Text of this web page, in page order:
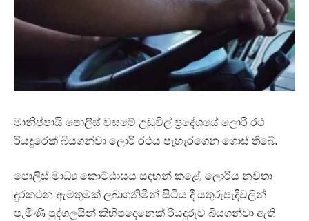
මානිප්පායි පොලිස් වසමේ උඩුවිල් ප්‍රදේශයේ ලොරි රථ
රියදුරෙක් බියගන්වා ලොරි රථය පැහැරගෙන ගොස් තිබේ.
පොලිස් මාධ්‍ය කොට්ඨාසය සඳහන් කළේ, ලොරිය නවතා
දුරකථන ඇමතුමක් ලබාගනිමින් සිටිය දී යතුරුපැදිවලින්
පැමිණි පුද්ගලයින් කිහිපදෙනෙක් රියදුරුව බියගන්වා ඇති